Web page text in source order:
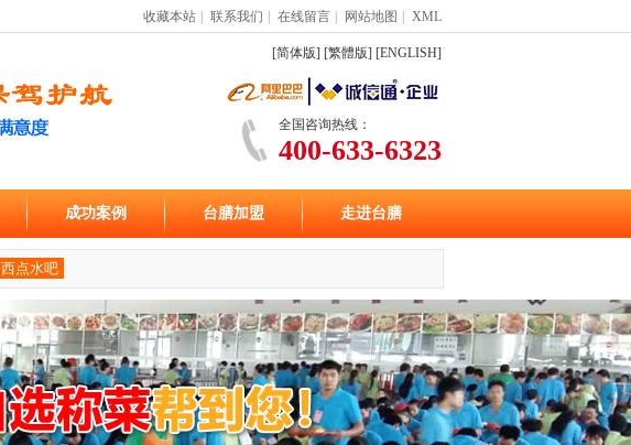
收藏本站 联系我们 在线留言 网站地图 XML
[简体版] [繁體版] [ENGLISH]
全国咨询热线：
400-633-6323
成功案例 台膳加盟 走进台膳
西点水吧